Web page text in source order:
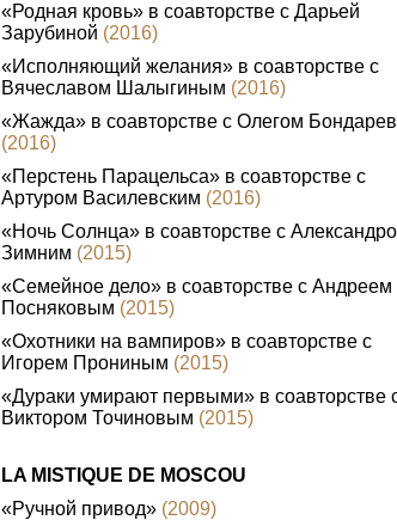
«Родная кровь» в соавторстве с Дарьей
Зарубиной (2016)
«Исполняющий желания» в соавторстве с
Вячеславом Шалыгиным (2016)
«Жажда» в соавторстве с Олегом
(2016)
«Перстень Парацельса» в соавторстве с
Артуром Василевским (2016)
«Ночь Солнца» в соавторстве с
Зимним (2015)
«Семейное дело» в соавторстве с Андреем
Посняковым (2015)
«Охотники на вампиров» в соавторстве с
Игорем Прониным (2015)
«Дураки умирают первыми» в соавторстве
Виктором Точиновым (2015)
LA MISTIQUE DE MOSCOU
«Ручной привод» (2009)